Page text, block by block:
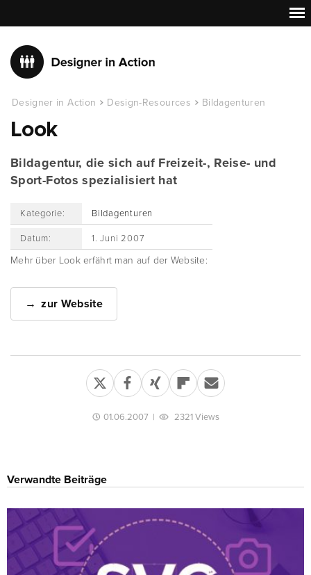
Designer in Action Design-Resources Bildagenturen
Look
Bildagentur, die sich auf Freizeit-, Reise- und
Sport-Fotos spezialisiert hat
Kategorie: Bildagenturen
Datum: 1. Juni 2007
Mehr über Look erfährt man auf der Website:
zur Website
01.06.2007 | 2321 Views
Verwandte Beiträge